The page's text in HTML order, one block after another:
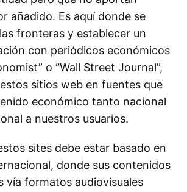
añadido. Es aquí donde se
fronteras y establecer un
con periódicos económicos
o “Wall Street Journal”,
sitios web en fuentes que
económico tanto nacional
a nuestros usuarios.
sites debe estar basado en
donde sus contenidos
vía formatos audiovisuales